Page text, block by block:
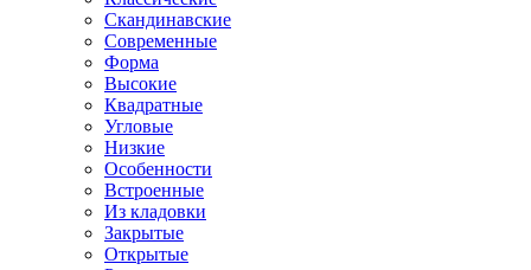
Скандинавские
Современные
Форма
Высокие
Квадратные
Угловые
Низкие
Особенности
Встроенные
Из кладовки
Закрытые
Открытые